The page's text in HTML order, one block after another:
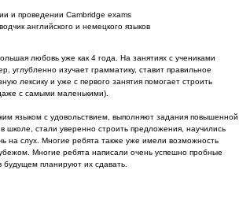
и проведении Cambridge exams
английского и немецкого языков
любовь уже как 4 года. На занятиях с учениками
углубленно изучает грамматику, ставит правильное
лексику и уже с первого занятия помогает строить
с самыми маленькими).
языком с удовольствием, выполняют задания повышенной
школе, стали уверенно строить предложения, научились
на слух. Многие ребята также уже имели возможность
Многие ребята написали очень успешно пробные
планируют их сдавать.